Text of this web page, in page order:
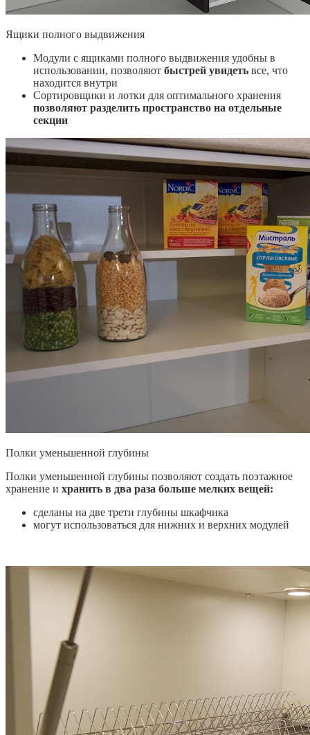
Ящики полного выдвижения
Модули с ящиками полного выдвижения удобны в
использовании, позволяют быстрей увидеть все, что
находится внутри
Сортировщики и лотки для оптимального хранения
позволяют разделить пространство на отдельные
секции
Полки уменьшенной глубины
Полки уменьшенной глубины позволяют создать поэтажное
хранение и хранить в два раза больше мелких вещей:
сделаны на две трети глубины шкафчика
могут использоваться для нижних и верхних модулей